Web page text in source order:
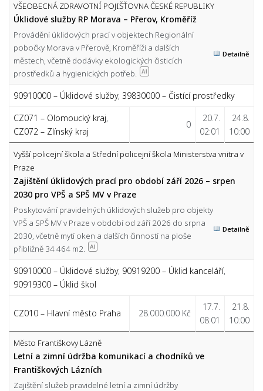
VŠEOBECNÁ ZDRAVOTNÍ POJIŠŤOVNA ČESKÉ REPUBLIKY
Úklidové služby RP Morava – Přerov, Kroměříž
Provádění úklidových prací v objektech Regionální
pobočky Morava v Přerově, Kroměříži a dalších
městech, včetně dodávky ekologických čisticích
prostředků a hygienických potřeb.
AI
Detailně
90910000 – Úklidové služby, 39830000 – Čistící prostředky
CZ071 – Olomoucký kraj,
CZ072 – Zlínský kraj
0
20.7.
02:01
24.8.
10:00
Vyšší policejní škola a Střední policejní škola Ministerstva vnitra v
Praze
Zajištění úklidových prací pro období září 2026 – srpen
2030 pro VPŠ a SPŠ MV v Praze
Poskytování pravidelných úklidových služeb pro objekty
VPŠ a SPŠ MV v Praze v období od září 2026 do srpna
2030, včetně mytí oken a dalších činností na ploše
přibližně 34 464 m2.
AI
Detailně
90910000 – Úklidové služby, 90919200 – Úklid kanceláří,
90919300 – Úklid škol
CZ010 – Hlavní město Praha 28.000.000 Kč
17.7.
08:01
21.8.
10:00
Město Františkovy Lázně
Letní a zimní údržba komunikací a chodníků ve
Františkových Lázních
Zajištění služeb pravidelné letní a zimní údržby